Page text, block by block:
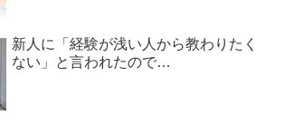
新人に「経験が浅い人から教わりたく
ない」と言われたので…